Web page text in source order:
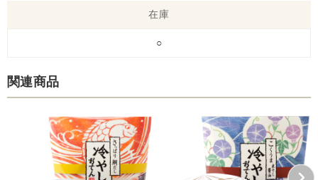
在庫
○
関連商品